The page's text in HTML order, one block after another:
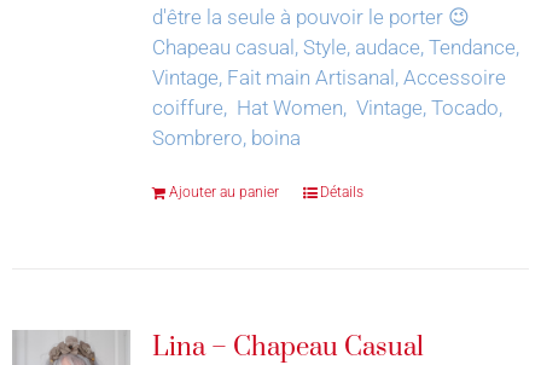
d'être la seule à pouvoir le porter 😉
Chapeau casual, Style, audace, Tendance,
Vintage, Fait main Artisanal, Accessoire
coiffure, Hat Women, Vintage, Tocado,
Sombrero, boina
Ajouter au panier Détails
Lina – Chapeau Casual